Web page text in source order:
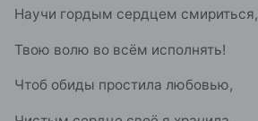
Научи гордым сердцем смириться,
Твою волю во всём исполнять!
Чтоб обиды простила любовью,